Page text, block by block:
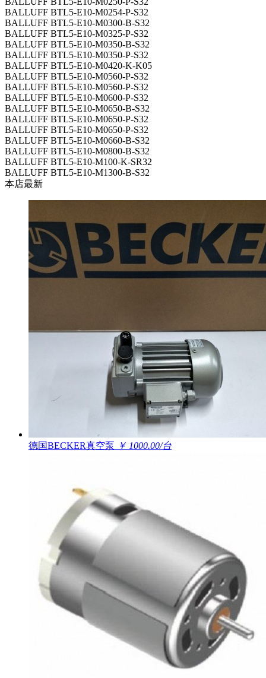
BALLUFF BTL5-E10-M0254-P-S32
BALLUFF BTL5-E10-M0300-B-S32
BALLUFF BTL5-E10-M0325-P-S32
BALLUFF BTL5-E10-M0350-B-S32
BALLUFF BTL5-E10-M0350-P-S32
BALLUFF BTL5-E10-M0420-K-K05
BALLUFF BTL5-E10-M0560-P-S32
BALLUFF BTL5-E10-M0560-P-S32
BALLUFF BTL5-E10-M0600-P-S32
BALLUFF BTL5-E10-M0650-B-S32
BALLUFF BTL5-E10-M0650-P-S32
BALLUFF BTL5-E10-M0650-P-S32
BALLUFF BTL5-E10-M0660-B-S32
BALLUFF BTL5-E10-M0800-B-S32
BALLUFF BTL5-E10-M100-K-SR32
BALLUFF BTL5-E10-M1300-B-S32
本店最新
德国BECKER真空泵 ￥ 1000.00/台